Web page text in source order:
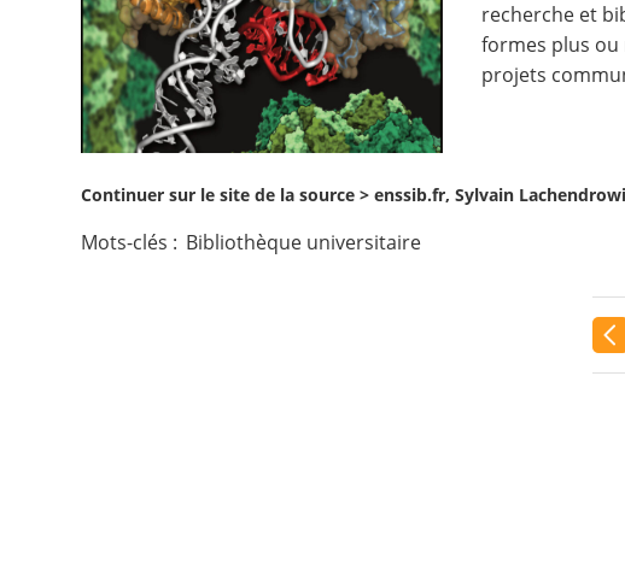
Contact
Nous suivre
recherche et
formes plus ou
projets
Continuer sur le site de la source >enssib.fr, Sylvain
Mots-clés : Bibliothèque universitaire